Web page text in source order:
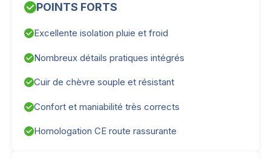
POINTS FORTS
Excellente isolation pluie et froid
Nombreux détails pratiques intégrés
Cuir de chèvre souple et résistant
Confort et maniabilité très corrects
Homologation CE route rassurante